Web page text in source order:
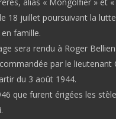
18 juillet poursuivant la
famille.
sera rendu à Roger
par le lieutenant
du 3 août 1944.
que furent érigées les